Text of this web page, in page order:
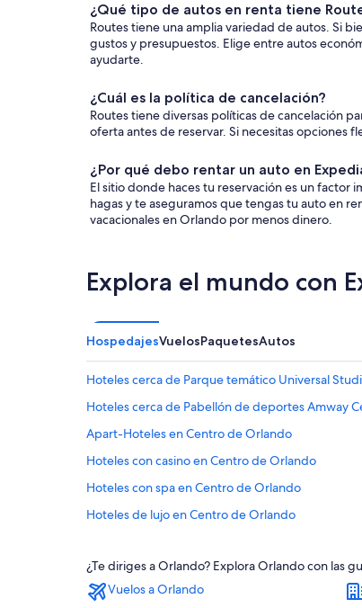
¿Qué tipo de autos en renta tiene
Routes tiene una amplia variedad de autos. Si
gustos y presupuestos. Elige entre autos
ayudarte.
¿Cuál es la política de cancelación?
Routes tiene diversas políticas de cancelación
oferta antes de reservar. Si necesitas opciones
¿Por qué debo rentar un auto en
El sitio donde haces tu reservación es un factor
hagas y te aseguramos que tengas tu auto en
vacacionales en Orlando por menos dinero.
Explora el mundo con
HospedajesVuelosPaquetesAutos
Hoteles cerca de Parque temático Universal
Hoteles cerca de Pabellón de deportes Amway
Apart-Hoteles en Centro de Orlando
Hoteles con casino en Centro de Orlando
Hoteles con spa en Centro de Orlando
Hoteles de lujo en Centro de Orlando
Hoteles históricos en Centro de Orlando
Hoteles baratos en Centro de Orlando
¿Te diriges a Orlando? Explora Orlando con las
Vuelos a Orlando